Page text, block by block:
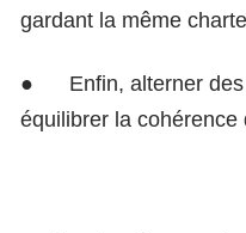
gardant la même
● Enfin, alterner
équilibrer la cohérence